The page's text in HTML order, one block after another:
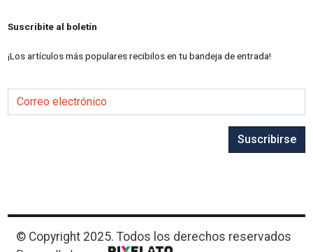
Suscribite al boletín
¡Los artículos más populares recibilos en tu bandeja de entrada!
Correo electrónico
Suscribirse
© Copyright 2025. Todos los derechos reservados